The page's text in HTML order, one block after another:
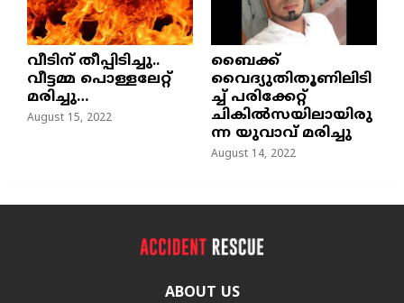
വീടിന് തീപ്പിടിച്ചു..
വീട്ടമ്മ പൊള്ളലേറ്റ്
മരിച്ചു…
August 15, 2022
ബൈക്ക്
വൈദ്യുതിതൂണിലിടി
ച്ച്‌ പരിക്കേറ്റ്
ചികില്‍സയിലായിരു
ന്ന യുവാവ് മരിച്ചു
August 14, 2022
ABOUT US